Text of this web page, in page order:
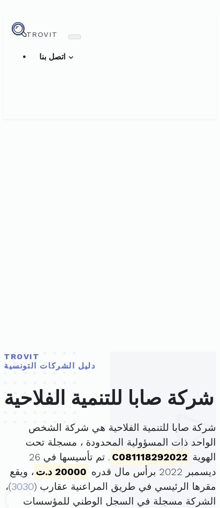
TROVIT
TROVIT
دليل الشركات التونسية
شركة صابا للتنمية الفلاحية
شركة صابا للتنمية الفلاحية هي شركة الشخص
الواحد ذات المسؤولية المحدودة ، مسجلة تحت
الهوية C081118292022
. تم تأسيسها في 26
ديسمبر 2022 برأس مال قدره
20000 د.ت
، ويقع
مقرها الرئيسي في طريق المراعنية عقارب (3030)،
الشركة مسجلة في السجل الوطني للمؤسسات